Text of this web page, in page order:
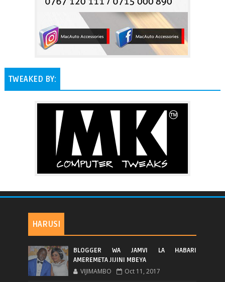
TWEAKED BY:
HARUSI
BLOGGER WA JAMVI LA HABARI
AMEREMETA JIJINI MBEYA
VIJIMAMBO Oct 11, 2017